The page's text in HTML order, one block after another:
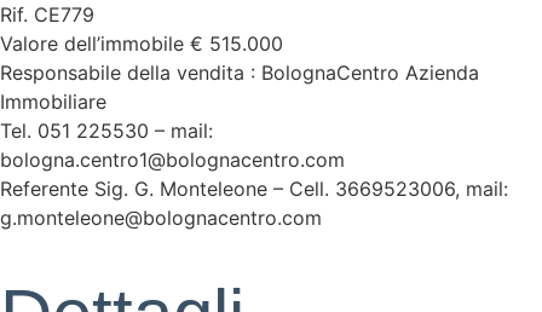
Rif. CE779
Valore dell’immobile € 515.000
Responsabile della vendita : BolognaCentro Azienda
Immobiliare
Tel. 051 225530 – mail:
bologna.centro1@bolognacentro.com
Referente Sig. G. Monteleone – Cell. 3669523006, mail:
g.monteleone@bolognacentro.com